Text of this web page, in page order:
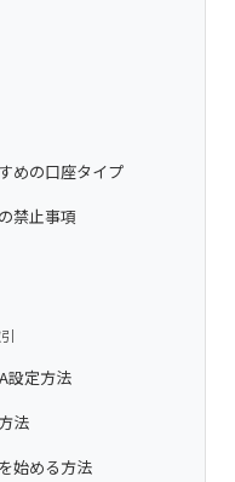
めの口座タイプ
禁止事項
設定方法
法
始める方法